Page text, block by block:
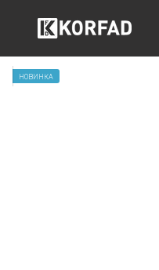
НОВИНКА